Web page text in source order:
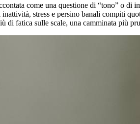
come una questione di “tono” o
stress e persino banali compiti
di fatica sulle scale, una camminata più